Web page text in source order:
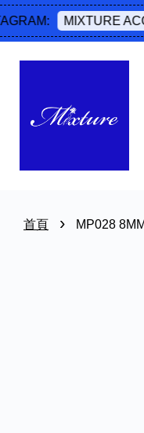
MIXTURE
首頁 › MP028